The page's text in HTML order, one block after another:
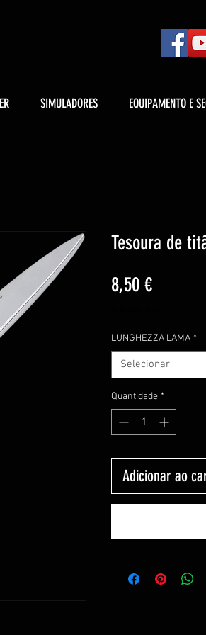
SIMULADORES EQUIPAMENTO E
Tesoura de
8,50 €Preço
LUNGHEZZA LAMA *
Selecionar
Quantidade *
Adicionar ao